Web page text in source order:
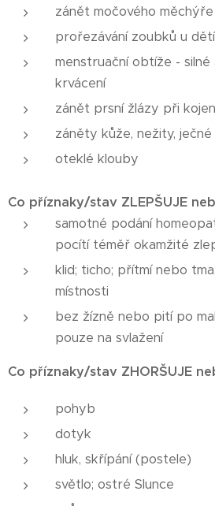
zánět močového
prořezávání zoubků u dětí
menstruační obtíže -
krvácení
zánět prsní žlázy při
záněty kůže, nežity,
oteklé klouby
Co příznaky/stav ZLEPŠUJE
samotné podání
pocítí téměř okamžité
klid; ticho; přítmí nebo
místnosti
bez žízně nebo pití po
pouze na svlažení
Co příznaky/stav ZHORŠUJE
pohyb
dotyk
hluk, skřípání (postele)
světlo; ostré Slunce